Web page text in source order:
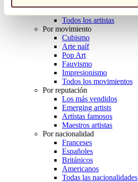
Todos los artistas
Por movimiento
Cubismo
Arte naíf
Pop Art
Fauvismo
Impresionismo
Todos los movimientos
Por reputación
Los más vendidos
Emerging artists
Artistas famosos
Maestros artistas
Por nacionalidad
Franceses
Españoles
Británicos
Americanos
Todas las nacionalidades